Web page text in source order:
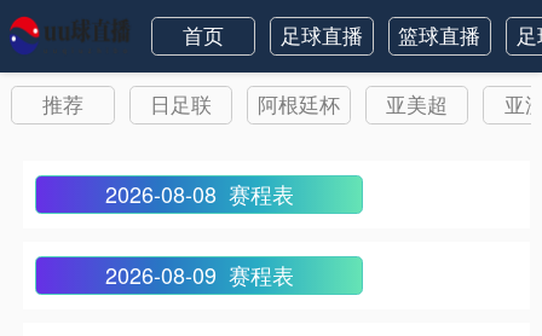
首页 足球直播 篮球直播
推荐 日足联 阿根廷杯 亚美超 亚
2026-08-08 赛程表
2026-08-09 赛程表